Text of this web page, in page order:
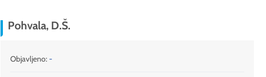
Pohvala, D.Š.
Objavljeno: -